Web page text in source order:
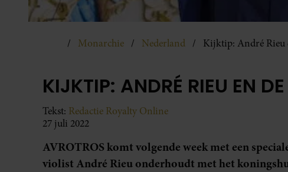
Monarchie Nederland Kijktip: André Rieu
KIJKTIP: ANDRÉ RIEU EN
Tekst: Redactie Royalty Online
27 juli 2022
AVROTROS komt volgende week met een
violist André Rieu onderhoudt met het